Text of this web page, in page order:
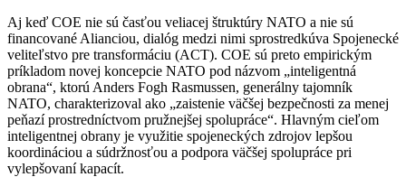
Aj keď COE nie sú časťou veliacej štruktúry NATO a nie sú
financované Alianciou, dialóg medzi nimi sprostredkúva Spojenecké
veliteľstvo pre transformáciu (ACT). COE sú preto empirickým
príkladom novej koncepcie NATO pod názvom „inteligentná
obrana“, ktorú Anders Fogh Rasmussen, generálny tajomník
NATO, charakterizoval ako „zaistenie väčšej bezpečnosti za menej
peňazí prostredníctvom pružnejšej spolupráce“. Hlavným cieľom
inteligentnej obrany je využitie spojeneckých zdrojov lepšou
koordináciou a súdržnosťou a podpora väčšej spolupráce pri
vylepšovaní kapacít.